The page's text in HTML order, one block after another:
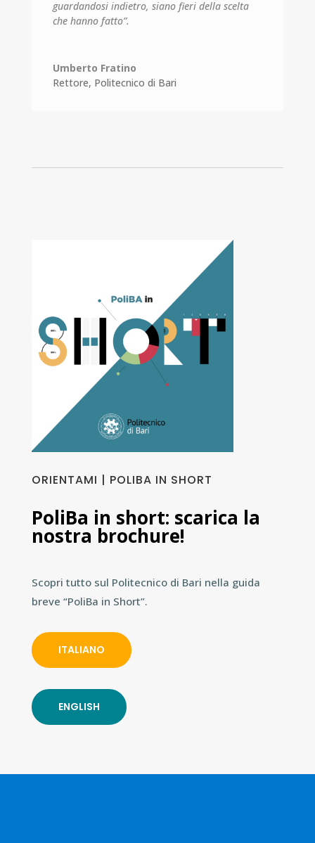
guardandosi indietro, siano fieri della scelta
che hanno fatto”.
Umberto Fratino
Rettore, Politecnico di Bari
ORIENTAMI | POLIBA IN SHORT
PoliBa in short: scarica la
nostra brochure!
Scopri tutto sul Politecnico di Bari nella guida
breve “PoliBa in Short”.
ITALIANO
ENGLISH